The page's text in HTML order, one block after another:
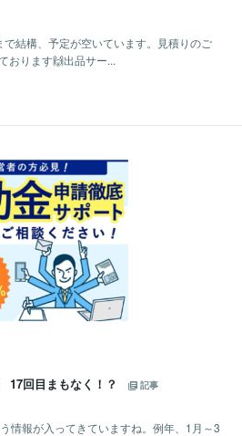
結構、予定が空いています。見積りのご
おります🙌出品サー...
回目まもなく！？
記事
情報が入ってきていますね。例年、1月～3